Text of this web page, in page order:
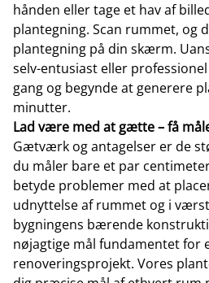
hånden eller tage et hav af
plantegning. Scan rummet, og
plantegning på din skærm.
selv-entusiast eller
gang og begynde at generere
minutter.
Lad være med at gætte – få
Gætværk og antagelser er de
du måler bare et par
betyde problemer med at
udnyttelse af rummet og i
bygningens bærende
nøjagtige mål fundamentet for
renoveringsprojekt. Vores